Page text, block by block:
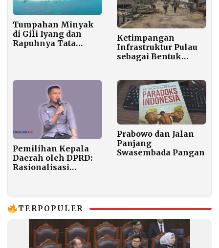
Tumpahan Minyak
di Gili Iyang dan
Rapuhnya Tata
Ketimpangan
Infrastruktur Pulau
sebagai Bentuk
Pemilihan Kepala
Daerah oleh DPRD:
Rasionalisasi
Prabowo dan Jalan
Panjang
Swasembada Pangan
TERPOPULER